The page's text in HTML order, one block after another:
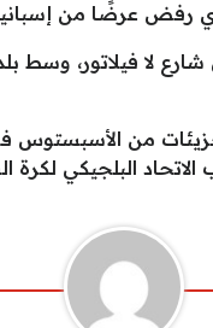
رفض عرضًا من
وسط بلدية
من الأسبستوس
البلجيكي لكرة